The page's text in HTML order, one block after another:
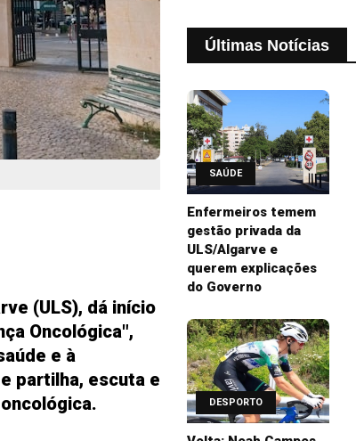
(ULS), dá início
Oncológica",
e à
partilha, escuta e
Últimas Notícias
SAÚDE
Enfermeiros temem
gestão privada da
ULS/Algarve e
querem explicações
do Governo
DESPORTO